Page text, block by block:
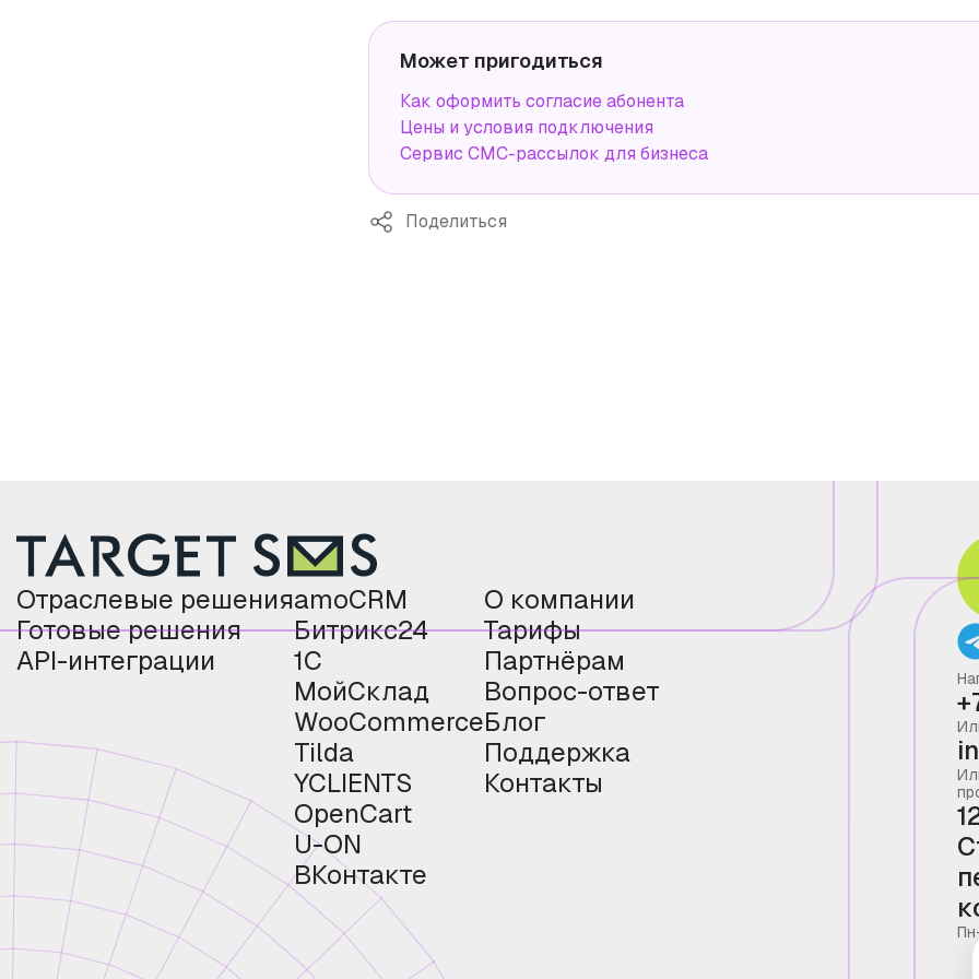
Может пригодиться
Как оформить согласие абонента
Цены и условия подключения
Сервис СМС-рассылок для бизнеса
Поделиться
Отраслевые решения
Готовые решения
API-интеграции
amoCRM
Битрикс24
1С
МойСклад
WooCommerce
Tilda
YCLIENTS
OpenCart
U-ON
ВКонтакте
О компании
Тарифы
Партнёрам
Вопрос-ответ
Блог
Поддержка
Контакты